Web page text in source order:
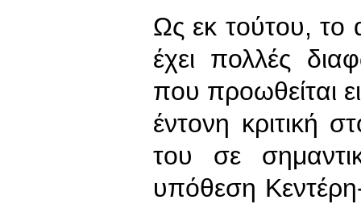
Ως εκ τούτου, το
έχει πολλές
που προωθείται
έντονη κριτική
του σε
υπόθεση